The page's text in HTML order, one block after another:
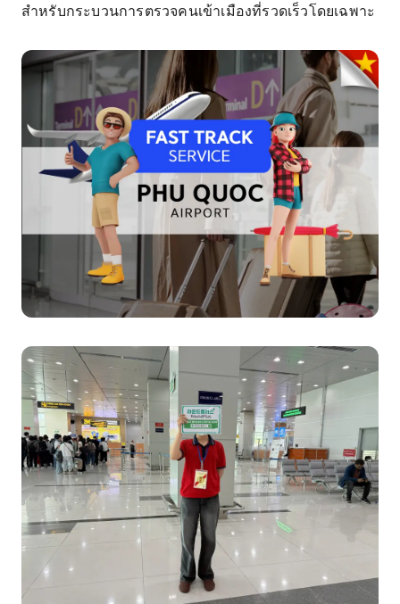
สำหรับกระบวนการตรวจคนเข้าเมืองที่รวดเร็วโดยเฉพาะ